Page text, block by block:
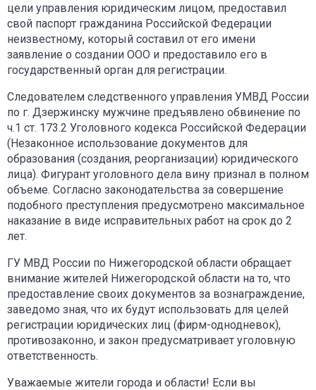
цели управления юридическим лицом, предоставил
свой паспорт гражданина Российской Федерации
неизвестному, который составил от его имени
заявление о создании ООО и предоставило его в
государственный орган для регистрации.
Следователем следственного управления УМВД России
по г. Дзержинску мужчине предъявлено обвинение по
ч.1 ст. 173.2 Уголовного кодекса Российской Федерации
(Незаконное использование документов для
образования (создания, реорганизации) юридического
лица). Фигурант уголовного дела вину признал в полном
объеме. Согласно законодательства за совершение
подобного преступления предусмотрено максимальное
наказание в виде исправительных работ на срок до 2
лет.
ГУ МВД России по Нижегородской области обращает
внимание жителей Нижегородской области на то, что
предоставление своих документов за вознаграждение,
заведомо зная, что их будут использовать для целей
регистрации юридических лиц (фирм-однодневок),
противозаконно, и закон предусматривает уголовную
ответственность.
Уважаемые жители города и области! Если вы